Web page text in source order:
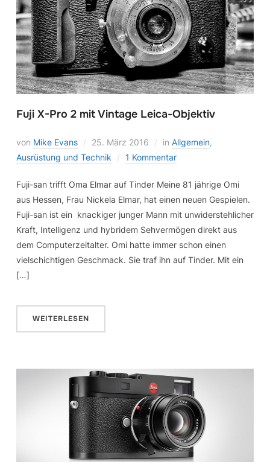
Fuji X-Pro 2 mit Vintage Leica-Objektiv
von Mike Evans 25. März 2016 in Allgemein,
Ausrüstung und Technik
1 Kommentar
Fuji-san trifft Oma Elmar auf Tinder Meine 81 jährige Omi
aus Hessen, Frau Nickela Elmar, hat einen neuen Gespielen.
Fuji-san ist ein knackiger junger Mann mit unwiderstehlicher
Kraft, Intelligenz und hybridem Sehvermögen direkt aus
dem Computerzeitalter. Omi hatte immer schon einen
vielschichtigen Geschmack. Sie traf ihn auf Tinder. Mit ein
[…]
WEITERLESEN